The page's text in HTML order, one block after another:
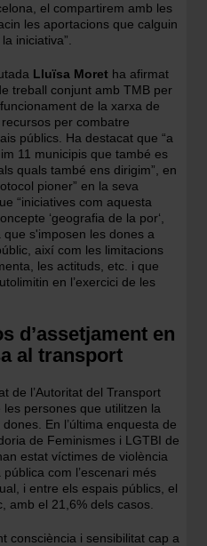
el compartirem amb les
les aportacions que calguin
iniciativa”.
Lluïsa Moret ha afirmat
treball conjunt amb TMB per
de la xarxa de
per combatre
públics. Ha destacat que “a
11 municipis que també es
quals també ens dirigim”, en
pioner” en la seva
“iniciatives com aquesta
‘geografia de la por‘,
s'imposen les dones a
així com les limitacions
les actituds, etc. i que
en l’exercici de les
d’assetjament en
al transport
de l’Autoritat del Transport
persones que utilitzen la
En l’última enquesta de
de Feminismes i LGTBI de
estat víctimes de violència
com l’escenari més
i entre els espais públics, el
amb el 21,6% dels casos.
consciència i sensibilitat cap a